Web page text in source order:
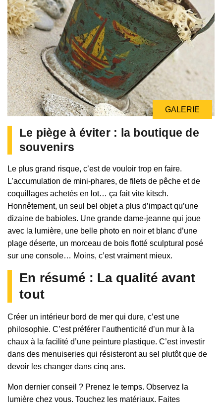
GALERIE
Le piège à éviter : la boutique de
souvenirs
Le plus grand risque, c’est de vouloir trop en faire.
L’accumulation de mini-phares, de filets de pêche et de
coquillages achetés en lot… ça fait vite kitsch.
Honnêtement, un seul bel objet a plus d’impact qu’une
dizaine de babioles. Une grande dame-jeanne qui joue
avec la lumière, une belle photo en noir et blanc d’une
plage déserte, un morceau de bois flotté sculptural posé
sur une console… Moins, c’est vraiment mieux.
En résumé : La qualité avant
tout
Créer un intérieur bord de mer qui dure, c’est une
philosophie. C’est préférer l’authenticité d’un mur à la
chaux à la facilité d’une peinture plastique. C’est investir
dans des menuiseries qui résisteront au sel plutôt que de
devoir les changer dans cinq ans.
Mon dernier conseil ? Prenez le temps. Observez la
lumière chez vous. Touchez les matériaux. Faites